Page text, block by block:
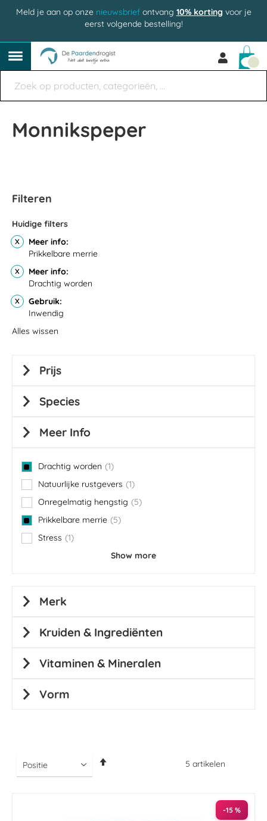
Meld je aan op onze nieuwsbriefontvang 10% korting voor je
eerst volgende bestelling!
Monnikspeper
5 artikelen
-15 %
Filteren
Huidige filters
Meer info
Prikkelbare merrie
Meer info
Drachtig worden
Gebruik
Inwendig
Alles wissen
Prijs
Species
Meer Info
Drachtig worden 1
item
Natuurlijke rustgevers
1
item
Onregelmatig hengstig
5
items
Prikkelbare merrie
5
items
Stress
1
item
Show more
Merk
Kruiden & Ingrediënten
Vitaminen & Mineralen
Vorm